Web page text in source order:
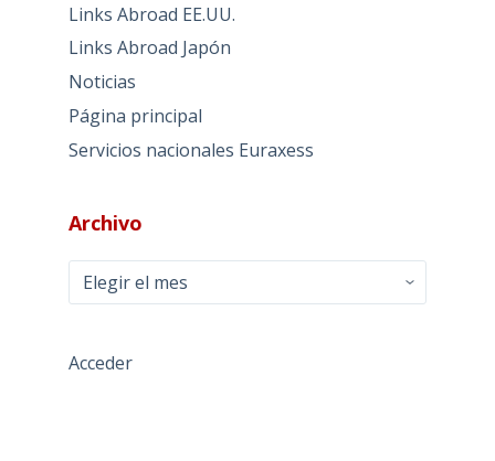
Links Abroad EE.UU.
Links Abroad Japón
Noticias
Página principal
Servicios nacionales Euraxess
Archivo
Archivo
Acceder